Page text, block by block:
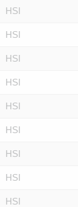
HSI
HSI
HSI
HSI
HSI
HSI
HSI
HSI
HSI